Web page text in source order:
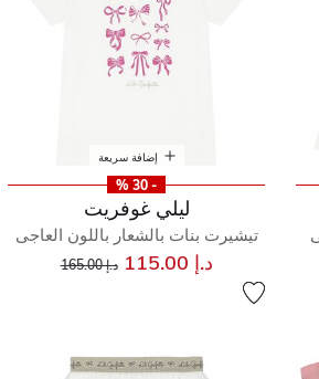
إضافة سريعة
- 30 %
ليلي غوفريت
تيشيرت بنات بالشعار باللون العاجى
د.إ 115.00 سعر مخفض مند.إ 165.00